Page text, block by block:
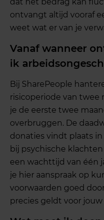
ontvangt altijd vooraf
weet wat er van je
Vanaf wanneer
ik
Bij SharePeople
risicoperiode van
je de eerste twee
overbruggen. De
donaties vindt plaats
bij psychische
een wachttijd van één
je hier aanspraak op
voorwaarden goed
precies geldt voor